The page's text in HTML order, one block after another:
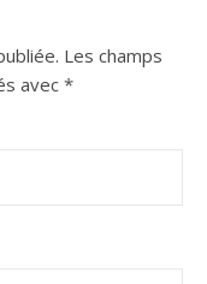
Les champs
avec *